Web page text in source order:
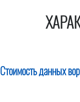
Стоимость данных